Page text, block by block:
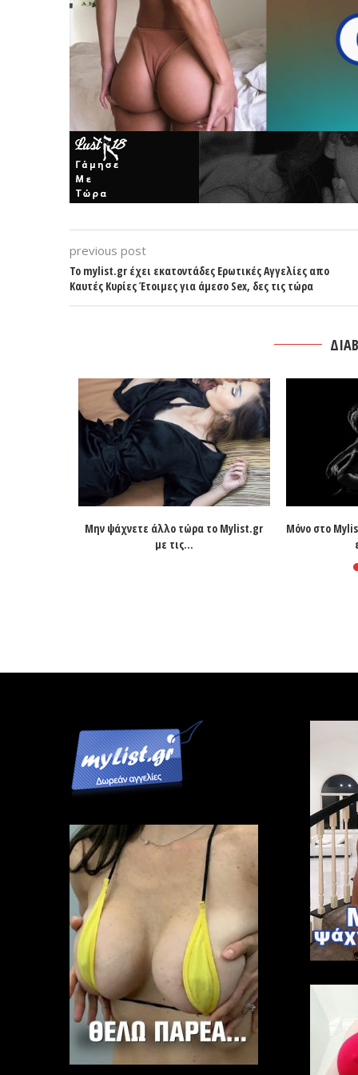
previous post
Το mylist.gr έχει εκατοντάδες Ερωτικές Αγγελίες απο
Καυτές Κυρίες Έτοιμες για άμεσο Sex, δες τις τώρα
Μην ψάχνετε άλλο τώρα το Mylist.gr
με τις...
Μόνο στο